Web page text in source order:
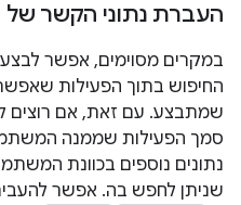
העברת נתוני הקשר של
במקרים מסוימים, אפשר
החיפוש בתוך הפעילות
שמתבצע. עם זאת, אם רוצים
סמך הפעילות שממנה
נתונים נוספים בכוונת
שניתן לחפש בה. אפשר